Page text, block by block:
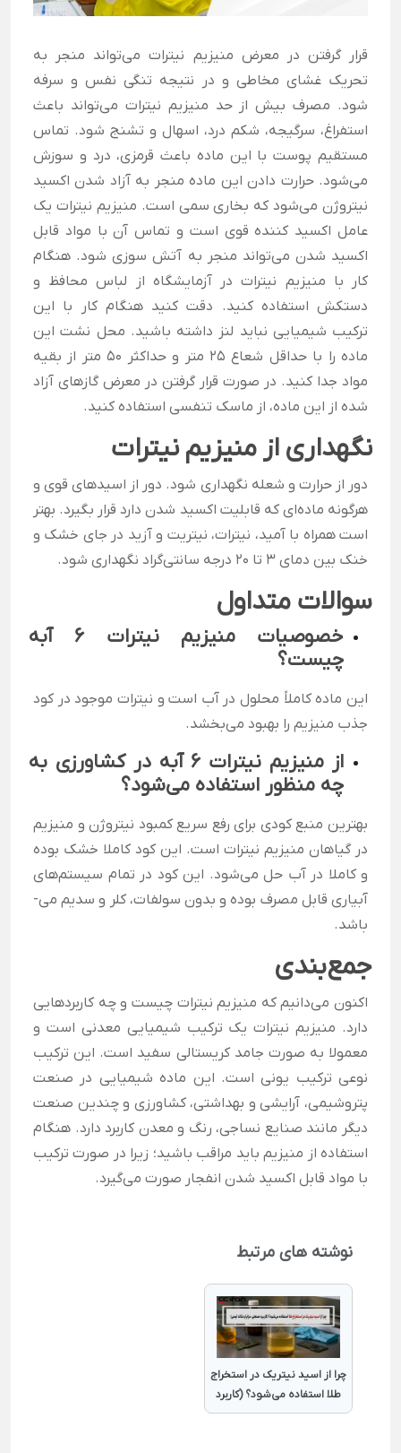
قرار گرفتن در معرض منیزیم نیترات می‌تواند منجر به
تحریک غشای مخاطی و در نتیجه تنگی نفس و سرفه
شود. مصرف بیش از حد منیزیم نیترات می‌تواند باعث
استفراغ، سرگیجه، شکم درد، اسهال و تشنج شود. تماس
مستقیم پوست با این ماده باعث قرمزی، درد و سوزش
می‌شود. حرارت دادن این ماده منجر به آزاد شدن اکسید
نیتروژن می‌شود که بخاری سمی است. منیزیم نیترات یک
عامل اکسید کننده قوی است و تماس آن با مواد قابل
اکسید شدن می‌تواند منجر به آتش سوزی شود. هنگام
کار با منیزیم نیترات در آزمایشگاه از لباس محافظ و
دستکش استفاده کنید. دقت کنید هنگام کار با این
ترکیب شیمیایی نباید لنز داشته باشید. محل نشت این
ماده را با حداقل شعاع 25 متر و حداکثر 50 متر از بقیه
مواد جدا کنید. در صورت قرار گرفتن در معرض گازهای آزاد
شده از این ماده، از ماسک تنفسی استفاده کنید.
نگهداری از منیزیم نیترات
دور از حرارت و شعله نگهداری شود. دور از اسیدهای قوی و
هرگونه ماده‌ای که قابلیت اکسید شدن دارد قرار بگیرد. بهتر
است همراه با آمید، نیترات، نیتریت و آزید در جای خشک و
خنک بین دمای 3 تا 20 درجه سانتی‌گراد نگهداری شود.
سوالات متداول
خصوصیات منیزیم نیترات 6 آبه
چیست؟
این ماده کاملاً محلول در آب است و نیترات موجود در کود
جذب منیزیم را بهبود می­‌بخشد.
از منیزیم نیترات 6 آبه در کشاورزی به
چه منظور استفاده می‌شود؟
بهترین منبع کودی برای رفع سریع کمبود نیتروژن و منیزیم
در گیاهان منیزیم نیترات است. این کود کاملا خشک بوده
و کاملا در آب حل می‌­شود. این کود در تمام سیستم‌های
آبیاری قابل مصرف بوده و بدون سولفات، کلر و سدیم می‌­
باشد.
جمع‌بندی
اکنون می‌دانیم که منیزیم نیترات چیست و چه کاربردهایی
دارد. منیزیم نیترات یک ترکیب شیمیایی معدنی است و
معمولا به صورت جامد کریستالی سفید است. این ترکیب
نوعی ترکیب یونی است. این ماده شیمیایی در صنعت
پتروشیمی، آرایشی و بهداشتی، کشاورزی و چندین صنعت
دیگر مانند صنایع نساجی، رنگ و معدن کاربرد دارد. هنگام
استفاده از منیزیم باید مراقب باشید؛ زیرا در صورت ترکیب
با مواد قابل اکسید شدن انفجار صورت می‌گیرد.
نوشته های مرتبط
چرا از اسید نیتریک در استخراج
طلا استفاده می‌شود؟ (کاربرد
صنعتی، مزایا و نکات ایمنی)